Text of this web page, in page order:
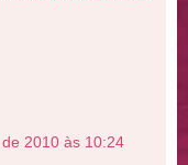
2010 às 10:24